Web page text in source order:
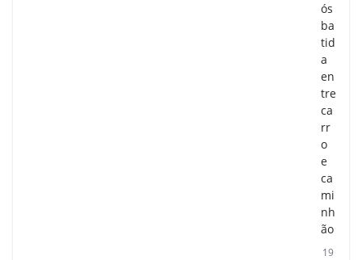
ós
ba
tid
a
en
tre
ca
rr
o
e
ca
mi
nh
ão
19